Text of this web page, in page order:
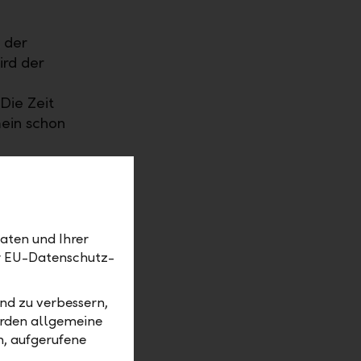
der
der
Zeit
schon
keine
Die
Titel
Dies
und Ihrer
EU-Datenschutz-
zu verbessern,
allgemeine
aufgerufene